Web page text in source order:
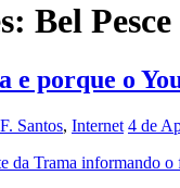
Bel Pesce
e porque o
Santos, Internet 4 de